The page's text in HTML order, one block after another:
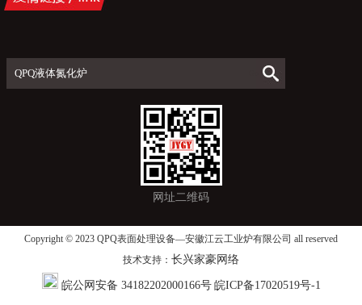
网址二维码
Copyright © 2023 QPQ表面处理设备—安徽江云工业炉有限公司 all reserved
技术支持： 长兴家豪网络
皖公网安备 34182202000166号 皖ICP备17020519号-1